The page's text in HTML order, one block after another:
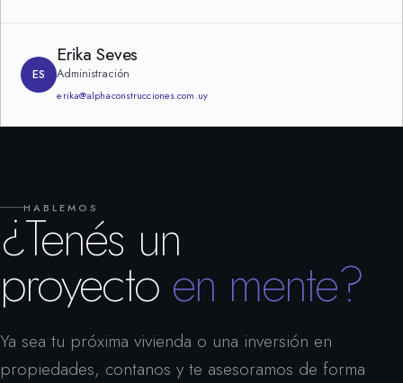
ES
Erika Seves
Administración
erika@alphaconstrucciones.com.uy
HABLEMOS
¿Tenés un
proyecto en mente?
Ya sea tu próxima vivienda o una inversión en
propiedades, contanos y te asesoramos de forma